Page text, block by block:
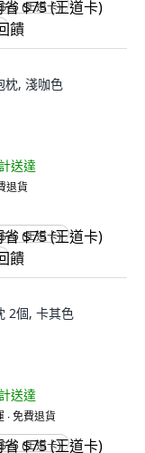
(王道卡)
枕, 淺咖色
送達
退貨
(王道卡)
2個, 卡其色
送達
∙ 免費退貨
(王道卡)